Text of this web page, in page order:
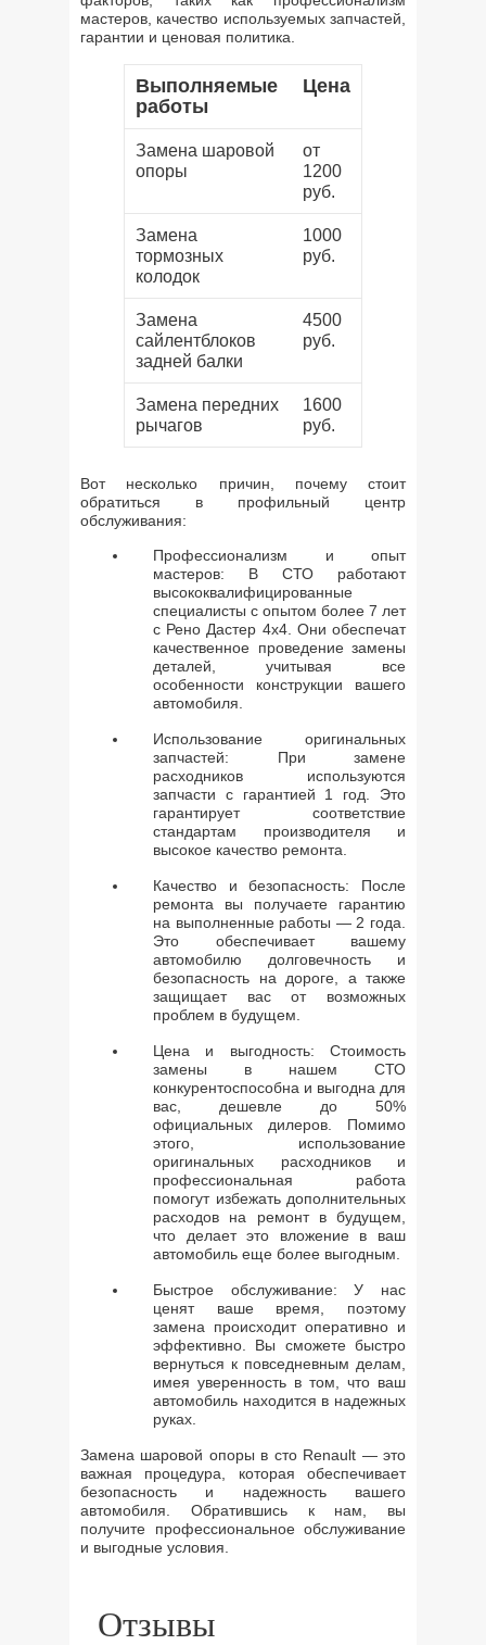
мастеров, качество используемых запчастей,
гарантии и ценовая политика.
Выполняемые
работы
Цена
Замена шаровой
опоры
от
1200
руб.
Замена
тормозных
колодок
1000
руб.
Замена
сайлентблоков
задней балки
4500
руб.
Замена передних
рычагов
1600
руб.
Вот несколько причин, почему стоит
обратиться в профильный центр
обслуживания:
Профессионализм и опыт
мастеров: В СТО работают
высококвалифицированные
специалисты с опытом более 7 лет
с Рено Дастер 4х4. Они обеспечат
качественное проведение замены
деталей, учитывая все
особенности конструкции вашего
автомобиля.
Использование оригинальных
запчастей: При замене
расходников используются
запчасти с гарантией 1 год. Это
гарантирует соответствие
стандартам производителя и
высокое качество ремонта.
Качество и безопасность: После
ремонта вы получаете гарантию
на выполненные работы — 2 года.
Это обеспечивает вашему
автомобилю долговечность и
безопасность на дороге, а также
защищает вас от возможных
проблем в будущем.
Цена и выгодность: Стоимость
замены в нашем СТО
конкурентоспособна и выгодна для
вас, дешевле до 50%
официальных дилеров. Помимо
этого, использование
оригинальных расходников и
профессиональная работа
помогут избежать дополнительных
расходов на ремонт в будущем,
что делает это вложение в ваш
автомобиль еще более выгодным.
Быстрое обслуживание: У нас
ценят ваше время, поэтому
замена происходит оперативно и
эффективно. Вы сможете быстро
вернуться к повседневным делам,
имея уверенность в том, что ваш
автомобиль находится в надежных
руках.
Замена шаровой опоры в сто Renault — это
важная процедура, которая обеспечивает
безопасность и надежность вашего
автомобиля. Обратившись к нам, вы
получите профессиональное обслуживание
и выгодные условия.
Отзывы